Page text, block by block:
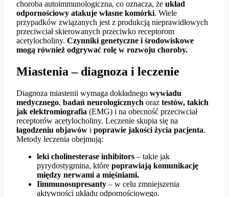
choroba autoimmunologiczna, co oznacza, że układ
odpornościowy atakuje własne komórki. Wiele
przypadków związanych jest z produkcją nieprawidłowych
przeciwciał skierowanych przeciwko receptorom
acetylocholiny. Czynniki genetyczne i środowiskowe
mogą również odgrywać rolę w rozwoju choroby.
Miastenia – diagnoza i leczenie
Diagnoza miastenii wymaga dokładnego wywiadu
medycznego, badań neurologicznych oraz testów, takich
jak elektromiografia (EMG) i na obecność przeciwciał
receptorów acetylocholiny. Leczenie skupia się na
łagodzeniu objawów i poprawie jakości życia pacjenta.
Metody leczenia obejmują:
leki cholinesterase inhibitors – takie jak
pyrydostygmina, które poprawiają komunikację
między nerwami a mięśniami.
Iimmunosupresanty – w celu zmniejszenia
aktywności układu odpornościowego.